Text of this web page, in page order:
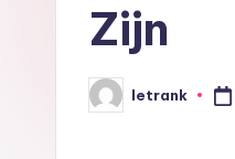
Zijn
Posted
by
letrank